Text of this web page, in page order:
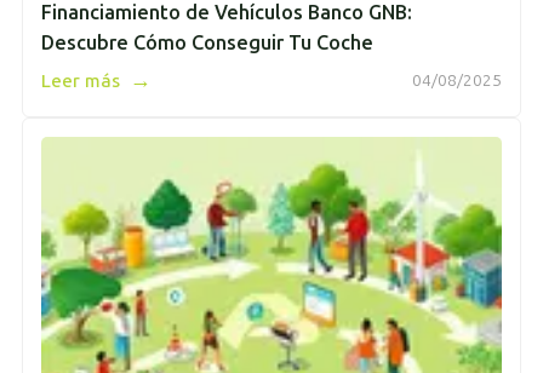
Financiamiento de Vehículos Banco GNB:
Descubre Cómo Conseguir Tu Coche
04/08/2025
Leer más →